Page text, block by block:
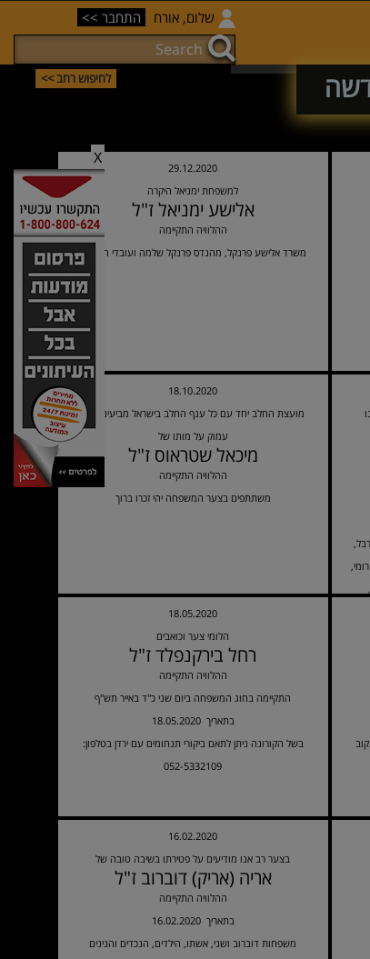
X
שלום, אורח התחבר >>
לחיפוש רחב >>
29.12.2020
למשפחת ימניאל היקרה
אלישע ימניאל ז"ל
ההלוויה התקיימה
משרד אלישע פרנקל, מהנדס פרנקל שלמה ועובדי המשרד
18.10.2020
מועצת החלב יחד עם כל ענף החלב בישראל מביעים צער
עמוק על מותו של
מיכאל שטראוס ז"ל
ההלוויה התקיימה
משתתפים בצער המשפחה יהי זכרו ברוך
18.05.2020
הלומי צער וכואבים
רחל בירקנפלד ז"ל
ההלוויה התקיימה
התקיימה בחוג המשפחה ביום שני כ"ד באייר תש"ף
18.05.2020 בתאריך
בשל הקורונה ניתן לתאם ביקורי תנחומים עם ירדן בטלפון:
052-5332109
16.02.2020
בצער רב אנו מודיעים על פטירתו בשיבה טובה של
אריה (אריק) דוברוב ז"ל
ההלוויה התקיימה
16.02.2020 בתאריך
משפחות דוברוב ושני, אשתו, הילדים, הנכדים והנינים